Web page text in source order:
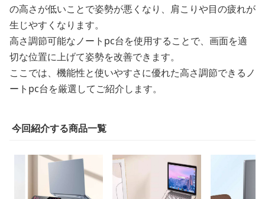
の高さが低いことで姿勢が悪くなり、肩こりや目の疲れが
生じやすくなります。
高さ調節可能なノートpc台を使用することで、画面を適
切な位置に上げて姿勢を改善できます。
ここでは、機能性と使いやすさに優れた高さ調節できるノ
ートpc台を厳選してご紹介します。
今回紹介する商品一覧